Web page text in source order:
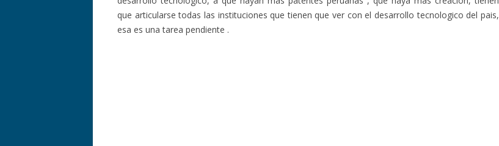
que articularse todas las instituciones que tienen que ver con el desarrollo tecnologico del pais,
esa es una tarea pendiente .